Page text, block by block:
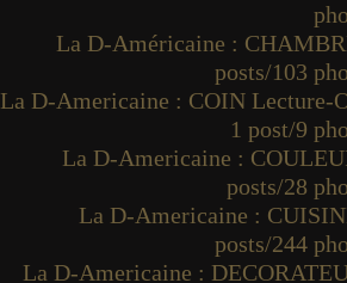
La D-Américaine :
posts/103
La D-Americaine : COIN Lecture-
1 post/9
La D-Americaine :
posts/28
La D-Americaine :
posts/244
La D-Americaine :